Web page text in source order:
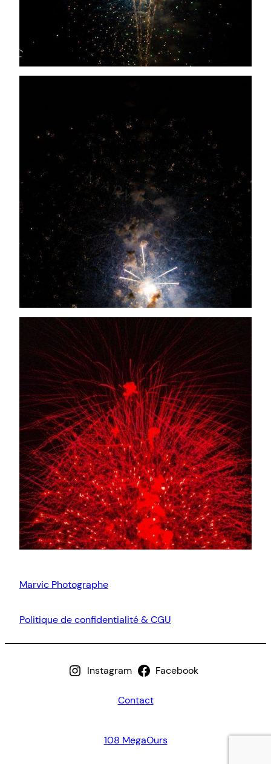
Marvic Photographe
Politique de confidentialité & CGU
Instagram Facebook
Contact
108 MegaOurs